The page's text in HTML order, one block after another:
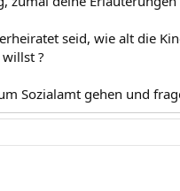
seid, wie alt die
?
Sozialamt gehen und